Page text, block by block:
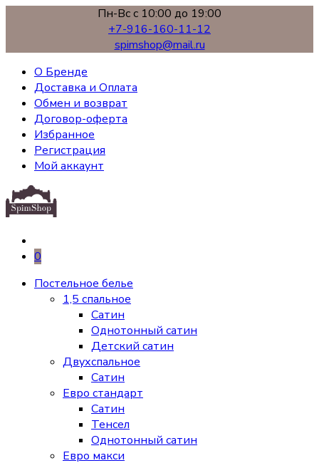
Пн-Вс с 10:00 до 19:00
+7-916-160-11-12
spimshop@mail.ru
О Бренде
Доставка и Оплата
Обмен и возврат
Договор-оферта
Избранное
Регистрация
Мой аккаунт
0
Постельное белье
1,5 спальное
Сатин
Однотонный сатин
Детский сатин
Двухспальное
Сатин
Евро стандарт
Сатин
Тенсел
Однотонный сатин
Евро макси